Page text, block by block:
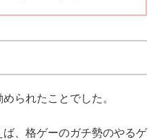
られたことでした。
、格ゲーのガチ勢のやるゲ